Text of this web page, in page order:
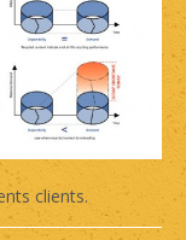
clients.